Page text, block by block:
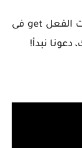
والآن سننظر في تعلم جميع استخدامات الفعل get فى
دعونا نبدأ!